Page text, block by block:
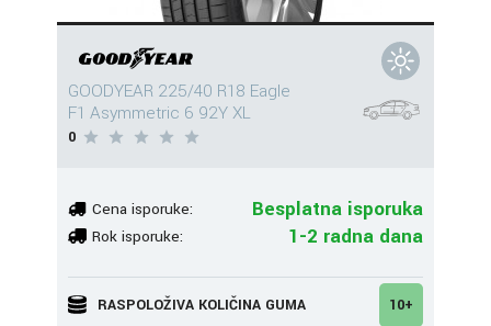
GOODYEAR 225/40 R18 Eagle
F1 Asymmetric 6 92Y XL
0
Cena isporuke: Besplatna isporuka
Rok isporuke: 1-2 radna dana
RASPOLOŽIVA KOLIČINA GUMA 10+